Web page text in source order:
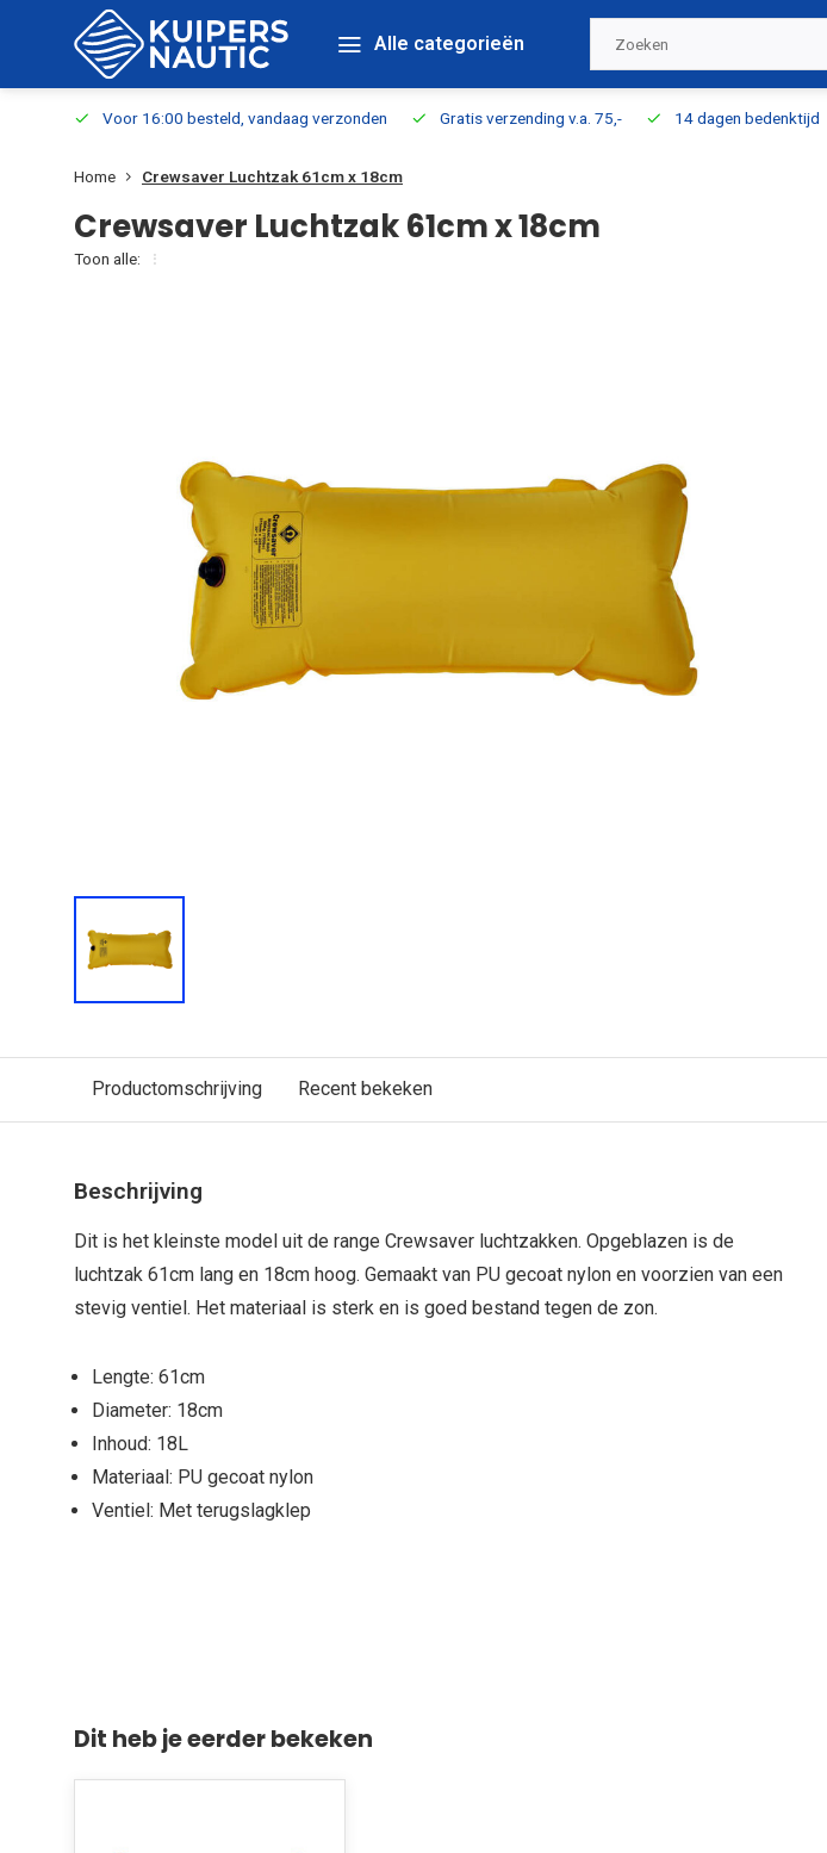
Alle categorieën
Voor 16:00 besteld, vandaag verzonden Gratis verzending v.a. 75,- 14 dagen bedenktijd
Home Crewsaver Luchtzak 61cm x 18cm
Crewsaver Luchtzak 61cm x 18cm
Toon alle:
Productomschrijving Recent bekeken
Beschrijving
Dit is het kleinste model uit de range Crewsaver luchtzakken. Opgeblazen is de
luchtzak 61cm lang en 18cm hoog. Gemaakt van PU gecoat nylon en voorzien van een
stevig ventiel. Het materiaal is sterk en is goed bestand tegen de zon.
Lengte: 61cm
Diameter: 18cm
Inhoud: 18L
Materiaal: PU gecoat nylon
Ventiel: Met terugslagklep
Dit heb je eerder bekeken